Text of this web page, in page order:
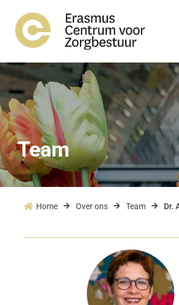
Team
 Home  Over ons  Team  Dr.